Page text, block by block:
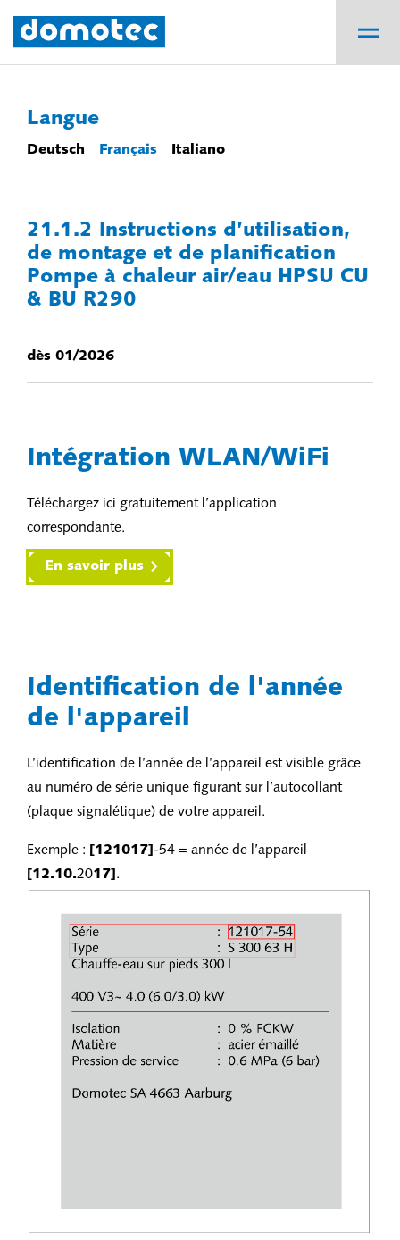
Langue
Deutsch Français Italiano
21.1.2 Instructions d’utilisation,
de montage et de planification
Pompe à chaleur air/eau HPSU CU
& BU R290
dès 01/2026
Intégration WLAN/WiFi
Téléchargez ici gratuitement l’application
correspondante.
En savoir plus
Identification de l'année
de l'appareil
L’identification de l’année de l’appareil est visible grâce
au numéro de série unique figurant sur l’autocollant
(plaque signalétique) de votre appareil.
Exemple : [121017] -54 = année de l’appareil
[12.10.2017] .